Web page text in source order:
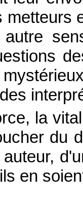
metteurs
la
du
en